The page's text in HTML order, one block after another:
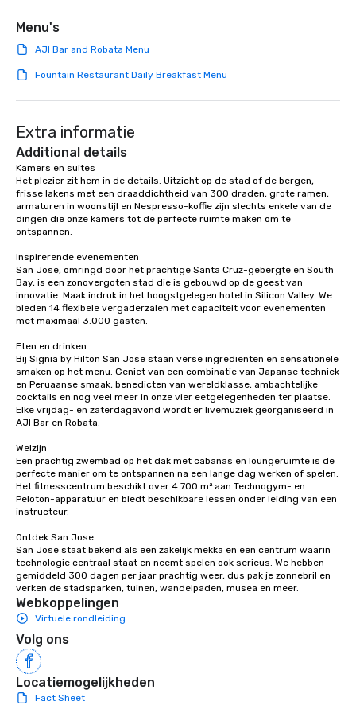
meeting events, from conferences to
Dining When meeting planners book a
corporate group event through Lip
group is assured a top-notch dining
signature dishes at each restaurant.
Our affordable tours are priced per
person with tax and gratuities
included. The only thing not included
are drinks. However, a beverage
package upgrade is available, which
provides guests a signature cocktail
at various stops. Build Your Network
Our exclusive experiences provide the
ultimate networking opportunities. At
a typical sit-down dinner, you’re lucky
to engage the person to the left and
place at multiple restaurants, with
walking in between, there are
countless opportunities to interact
with different people when you sit
down at each venue and as you
experiences not only provide more
ways to network, but a more convivial
way to do so. Large Groups Welcome
Lip Smacking Foodie Tours is ideal for
experiences can accommodate
groups from as few as 1 to as many
as 500 guests, making us an ideal
choice for any corporate group event.
Stress-Free Booking Process Booking
a tour is stress-free and allows you to
enjoy the company of your guests
more easily. You’ll take comfort
knowing that everything is taken care
of from the moment the tour is
Menu's
AJI Bar and Robata Menu
Fountain Restaurant Daily Breakfast Menu
Extra informatie
Additional details
Kamers en suites
Het plezier zit hem in de details. Uitzicht op de stad of de bergen,
frisse lakens met een draaddichtheid van 300 draden, grote ramen,
armaturen in woonstijl en Nespresso-koffie zijn slechts enkele van de
dingen die onze kamers tot de perfecte ruimte maken om te
ontspannen.
Inspirerende evenementen
San Jose, omringd door het prachtige Santa Cruz-gebergte en South
Bay, is een zonovergoten stad die is gebouwd op de geest van
innovatie. Maak indruk in het hoogstgelegen hotel in Silicon Valley. We
bieden 14 flexibele vergaderzalen met capaciteit voor evenementen
met maximaal 3.000 gasten.
Eten en drinken
Bij Signia by Hilton San Jose staan verse ingrediënten en sensationele
smaken op het menu. Geniet van een combinatie van Japanse techniek
en Peruaanse smaak, benedicten van wereldklasse, ambachtelijke
cocktails en nog veel meer in onze vier eetgelegenheden ter plaatse.
Elke vrijdag- en zaterdagavond wordt er livemuziek georganiseerd in
AJI Bar en Robata.
Welzijn
Een prachtig zwembad op het dak met cabanas en loungeruimte is de
perfecte manier om te ontspannen na een lange dag werken of spelen.
Het fitnesscentrum beschikt over 4.700 m² aan Technogym- en
Peloton-apparatuur en biedt beschikbare lessen onder leiding van een
instructeur.
Ontdek San Jose
San Jose staat bekend als een zakelijk mekka en een centrum waarin
technologie centraal staat en neemt spelen ook serieus. We hebben
gemiddeld 300 dagen per jaar prachtig weer, dus pak je zonnebril en
verken de stadsparken, tuinen, wandelpaden, musea en meer.
Webkoppelingen
Virtuele rondleiding
Volg ons
Locatiemogelijkheden
Fact Sheet